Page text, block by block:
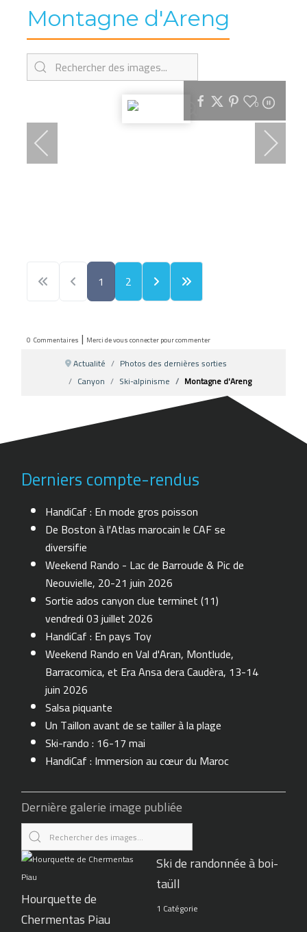
Montagne d'Areng
0
1 2
0 Commentaires | Merci de vous connecter pour commenter
Actualité
Photos des dernières sorties
Canyon
Ski-alpinisme Montagne d'Areng
Derniers compte-rendus
HandiCaf : En mode gros poisson
De Boston à l'Atlas marocain le CAF se
diversifie
Weekend Rando - Lac de Barroude & Pic de
Neouvielle, 20-21 juin 2026
Sortie ados canyon clue terminet (11)
vendredi 03 juillet 2026
HandiCaf : En pays Toy
Weekend Rando en Val d'Aran, Montlude,
Barracomica, et Era Ansa dera Caudèra, 13-14
juin 2026
Salsa piquante
Un Taillon avant de se tailler à la plage
Ski-rando : 16-17 mai
HandiCaf : Immersion au cœur du Maroc
Dernière galerie image publiée
Hourquette de
Chermentas Piau
Ski de randonnée à boi-
taüll
1 Catégorie